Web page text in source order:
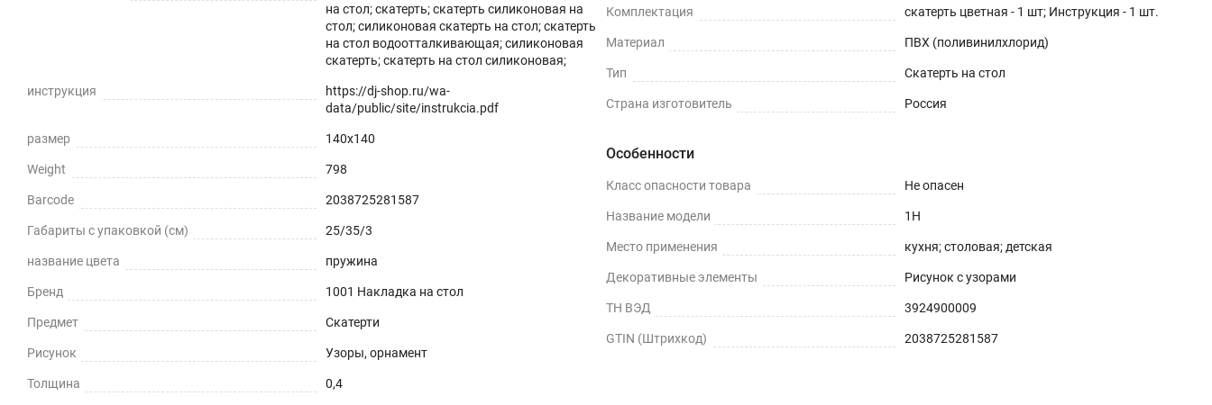
на стол; скатерть; скатерть силиконовая на
стол; силиконовая скатерть на стол; скатерть
на стол водоотталкивающая; силиконовая
скатерть; скатерть на стол силиконовая;
инструкция
https://dj-shop.ru/wa-
data/public/site/instrukcia.pdf
размер 140x140
Weight 798
Barcode 2038725281587
Габариты с упаковкой (см) 25/35/3
название цвета пружина
Бренд 1001 Накладка на стол
Предмет Скатерти
Рисунок Узоры, орнамент
Толщина 0,4
Комплектация скатерть цветная - 1 шт; Инструкция - 1 шт.
Материал ПВХ (поливинилхлорид)
Тип Скатерть на стол
Страна изготовитель Россия
Особенности
Класс опасности товара Не опасен
Название модели 1H
Место применения кухня; столовая; детская
Декоративные элементы Рисунок с узорами
ТН ВЭД 3924900009
GTIN (Штрихкод) 2038725281587